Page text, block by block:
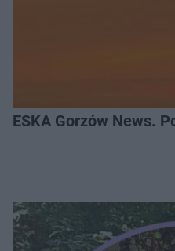
ESKA Gorzów News.